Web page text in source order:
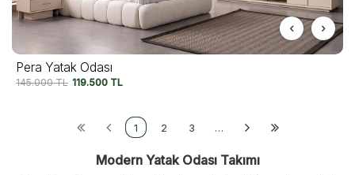
Pera Yatak Odası
145.000TL 119.500 TL
1 2 3 …
Modern Yatak Odası Takımı